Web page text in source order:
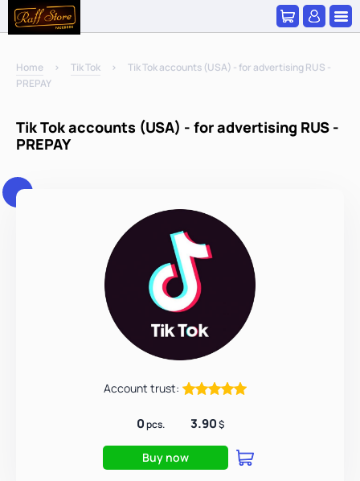
Home Tik Tok
Tik Tok accounts (USA) - for advertising RUS -
PREPAY
Tik Tok accounts (USA) - for advertising RUS -
PREPAY
Account trust:
0pcs. 3.90$
Buy now